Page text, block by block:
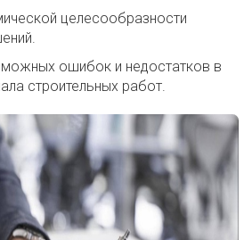
целесообразности
ошибок и недостатков в
строительных работ.